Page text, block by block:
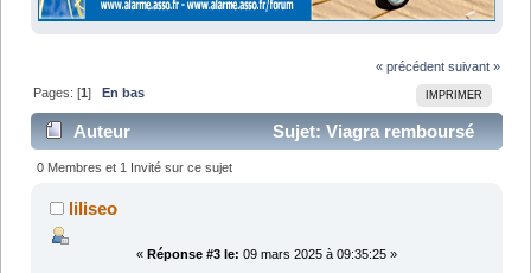
« précédent suivant »
IMPRIMER
Pages: [1] En bas
Auteur
Sujet: Viagra remboursé
(Lu 20968 fois)
0 Membres et 1 Invité sur ce sujet
liliseo
« Réponse #3 le: 09 mars 2025 à 09:35:25 »